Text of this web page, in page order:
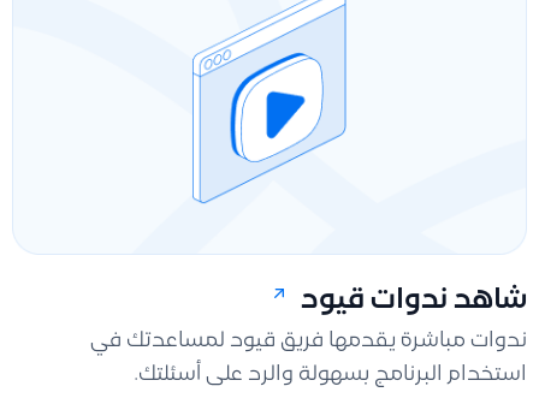
شاهد ندوات قيود
ندوات مباشرة يقدمها فريق قيود لمساعدتك في
استخدام البرنامج بسهولة والرد على أسئلتك.